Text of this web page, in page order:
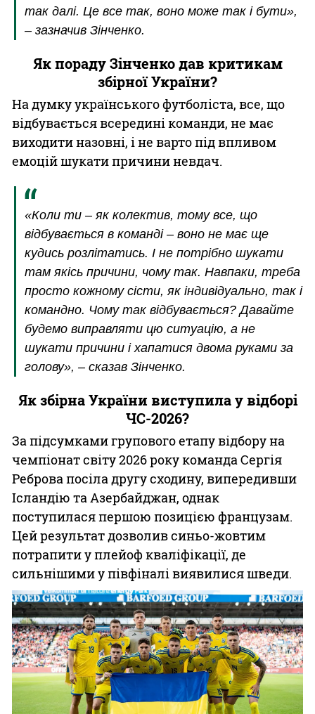
так далі. Це все так, воно може так і бути»,
– зазначив Зінченко.
Як пораду Зінченко дав критикам
збірної України?
На думку українського футболіста, все, що
відбувається всередині команди, не має
виходити назовні, і не варто під впливом
емоцій шукати причини невдач.
«Коли ти – як колектив, тому все, що
відбувається в команді – воно не має ще
кудись розлітатись. І не потрібно шукати
там якісь причини, чому так. Навпаки, треба
просто кожному сісти, як індивідуально, так і
командно. Чому так відбувається? Давайте
будемо виправляти цю ситуацію, а не
шукати причини і хапатися двома руками за
голову», – сказав Зінченко.
Як збірна України виступила у відборі
ЧС-2026?
За підсумками групового етапу відбору на
чемпіонат світу 2026 року команда Сергія
Реброва посіла другу сходину, випередивши
Ісландію та Азербайджан, однак
поступилася першою позицією французам.
Цей результат дозволив синьо-жовтим
потрапити у плейоф кваліфікації, де
сильнішими у півфіналі виявилися шведи.